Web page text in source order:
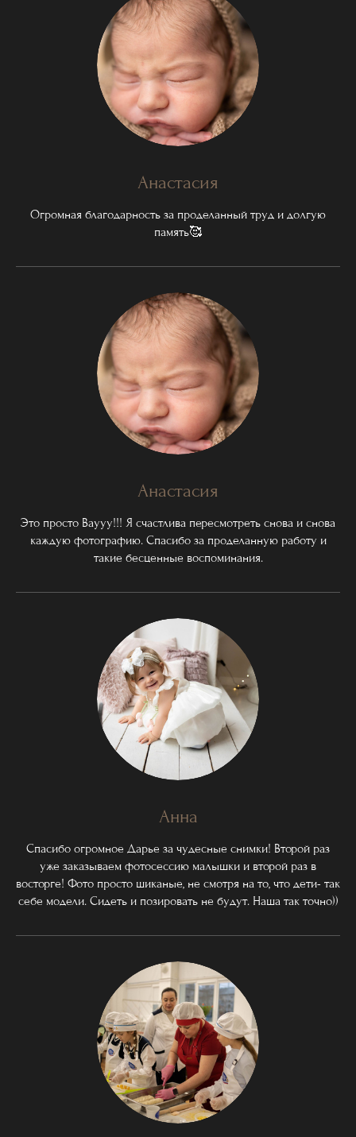
Анастасия
Огромная благодарность за проделанный труд и долгую
память🥰
Анастасия
Это просто Ваууу!!! Я счастлива пересмотреть снова и снова
каждую фотографию. Спасибо за проделанную работу и
такие бесценные воспоминания.
Анна
Спасибо огромное Дарье за чудесные снимки! Второй раз
уже заказываем фотосессию малышки и второй раз в
восторге! Фото просто шиканые, не смотря на то, что дети- так
себе модели. Сидеть и позировать не будут. Наша так точно))